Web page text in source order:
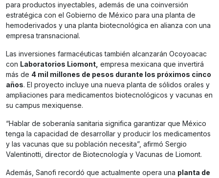
para productos inyectables, además de una coinversión
estratégica con el Gobierno de México para una planta de
hemoderivados y una planta biotecnológica en alianza con una
empresa transnacional.
Las inversiones farmacéuticas también alcanzarán Ocoyoacac
con Laboratorios Liomont, empresa mexicana que invertirá
más de 4 mil millones de pesos durante los próximos cinco
años. El proyecto incluye una nueva planta de sólidos orales y
ampliaciones para medicamentos biotecnológicos y vacunas en
su campus mexiquense.
“Hablar de soberanía sanitaria significa garantizar que México
tenga la capacidad de desarrollar y producir los medicamentos
y las vacunas que su población necesita”, afirmó Sergio
Valentinotti, director de Biotecnología y Vacunas de Liomont.
Además, Sanofi recordó que actualmente opera una planta de